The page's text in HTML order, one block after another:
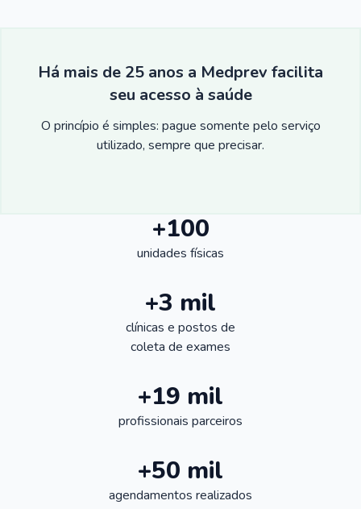
Há mais de 25 anos a Medprev facilita
seu acesso à saúde
O princípio é simples: pague somente pelo serviço
utilizado, sempre que precisar.
+100
unidades físicas
+3 mil
clínicas e postos de
coleta de exames
+19 mil
profissionais parceiros
+50 mil
agendamentos realizados